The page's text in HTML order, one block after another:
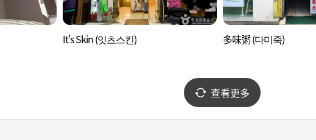
It's Skin (잇츠스킨) 多味粥 (다미죽)
查看更多